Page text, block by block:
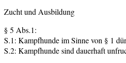
Zucht und Ausbildung
§ 5 Abs.1:
S.1: Kampfhunde im Sinne von § 1
S.2: Kampfhunde sind dauerhaft